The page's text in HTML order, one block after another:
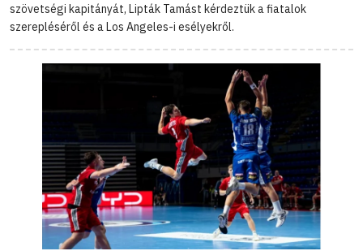
szövetségi kapitányát, Lipták Tamást kérdeztük a fiatalok
szerepléséről és a Los Angeles-i esélyekről.